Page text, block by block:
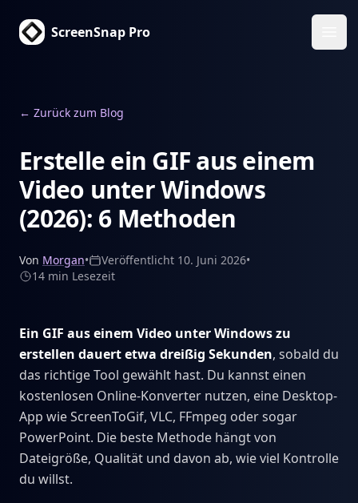
ScreenSnap Pro
← Zurück zum Blog
Erstelle ein GIF aus einem
Video unter Windows
(2026): 6 Methoden
Von Morgan• Veröffentlicht 10. Juni 2026•
14 min Lesezeit
Ein GIF aus einem Video unter Windows zu
erstellen dauert etwa dreißig Sekunden, sobald du
das richtige Tool gewählt hast. Du kannst einen
kostenlosen Online-Konverter nutzen, eine Desktop-
App wie ScreenToGif, VLC, FFmpeg oder sogar
PowerPoint. Die beste Methode hängt von
Dateigröße, Qualität und davon ab, wie viel Kontrolle
du willst.